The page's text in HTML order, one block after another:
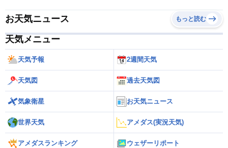
お天気ニュース もっと読む
天気メニュー
天気予報 2週間天気
天気図 過去天気図
気象衛星 お天気ニュース
世界天気 アメダス(実況天気)
アメダスランキング ウェザーリポート